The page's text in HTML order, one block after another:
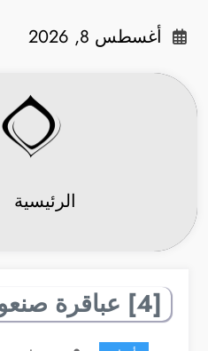
أغسطس 8, 2026
الرئيسية
[4] عباقرة صنعوا أبل: فيل شيلر